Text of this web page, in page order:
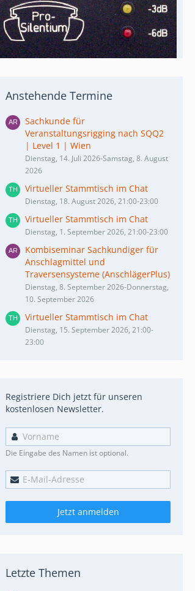
Anstehende Termine
Sachkunde für
Veranstaltungsrigging nach SQQ2
| Level 1 | Wien
Dienstag, 14. Juli 2026-Samstag, 8. August
2026
Virtueller Stammtisch im Chat
Dienstag, 18. August 2026, 21:00-23:00
Virtueller Stammtisch im Chat
Dienstag, 1. September 2026, 21:00-23:00
Kombiseminar Sachkundiger für
Anschlagmittel und
Traversensysteme (AnschlägerPlus)
Dienstag, 8. September 2026-Donnerstag,
10. September 2026
Virtueller Stammtisch im Chat
Dienstag, 15. September 2026, 21:00-
23:00
Registriere Dich jetzt für unseren
kostenlosen Newsletter.
Die Eingabe des Namen ist optional.
Jetzt anmelden
Letzte Themen